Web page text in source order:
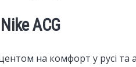
ACG
на комфорт у русі та